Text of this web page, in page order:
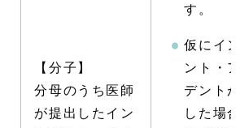
【分子】
分母のうち医師
が提出したイン
す。
仮にイン
ント・ア
デントが
した場合